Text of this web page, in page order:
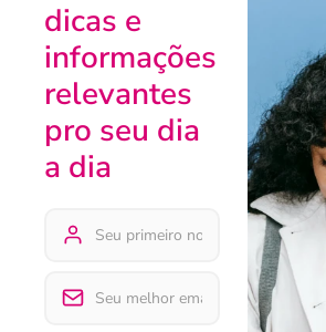
dicas e
informações
relevantes
pro seu dia
a dia